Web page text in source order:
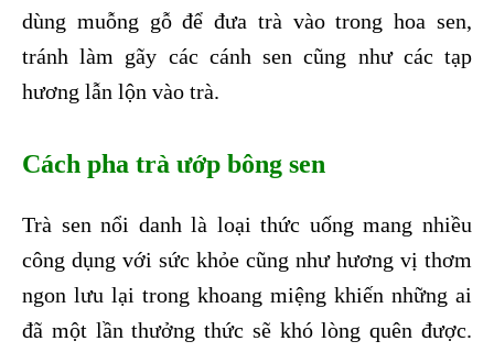
dùng muỗng gỗ để đưa trà vào trong hoa sen,
tránh làm gãy các cánh sen cũng như các tạp
hương lẫn lộn vào trà.
Cách pha trà ướp bông sen
Trà sen nổi danh là loại thức uống mang nhiều
công dụng với sức khỏe cũng như hương vị thơm
ngon lưu lại trong khoang miệng khiến những ai
đã một lần thưởng thức sẽ khó lòng quên được.